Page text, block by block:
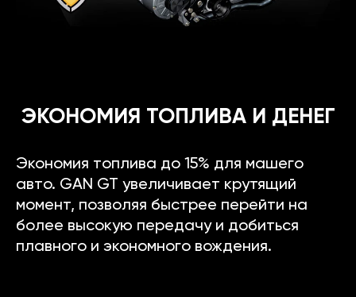
ЭКОНОМИЯ ТОПЛИВА И ДЕНЕГ
Экономия топлива до 15% для машего
авто. GAN GT увеличивает крутящий
момент, позволяя быстрее перейти на
более высокую передачу и добиться
плавного и экономного вождения.